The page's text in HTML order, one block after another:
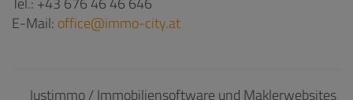
E-Mail: office@immo-city.at
Justimmo / Immobiliensoftware und Maklerwebsites